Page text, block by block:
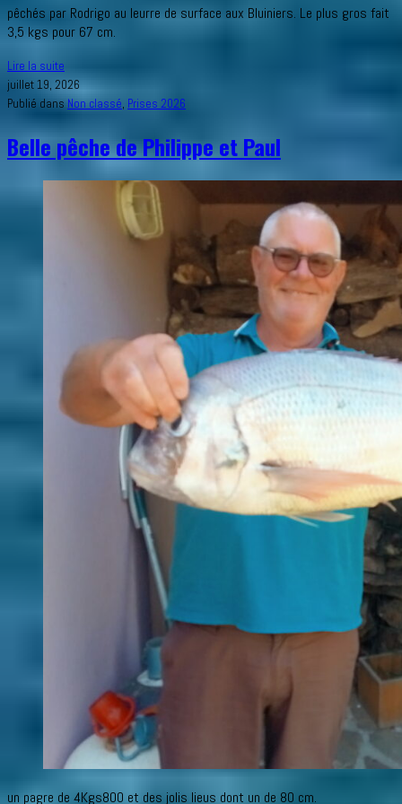
pêchés par Rodrigo au leurre de surface aux Bluiniers. Le plus gros fait
3,5 kgs pour 67 cm.
Lire la suite
bars
juillet 19, 2026
Publié dansNon classé, Prises 2026
Belle pêche de Philippe et Paul
un pagre de 4Kgs800 et des jolis lieus dont un de 80 cm.